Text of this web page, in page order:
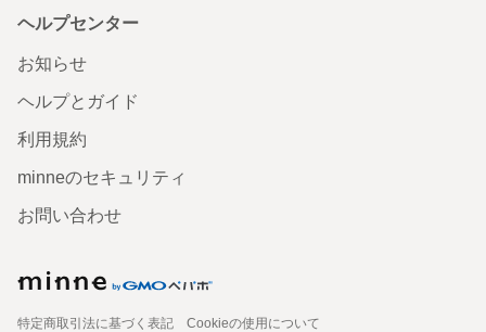
ヘルプセンター
お知らせ
ヘルプとガイド
利用規約
minneのセキュリティ
お問い合わせ
特定商取引法に基づく表記
Cookieの使用について